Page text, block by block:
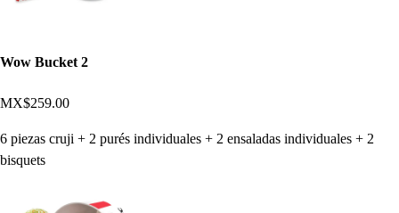
Wow Bucket 2
MX$259.00
6 piezas cruji + 2 purés individuales + 2 ensaladas individuales + 2
bisquets